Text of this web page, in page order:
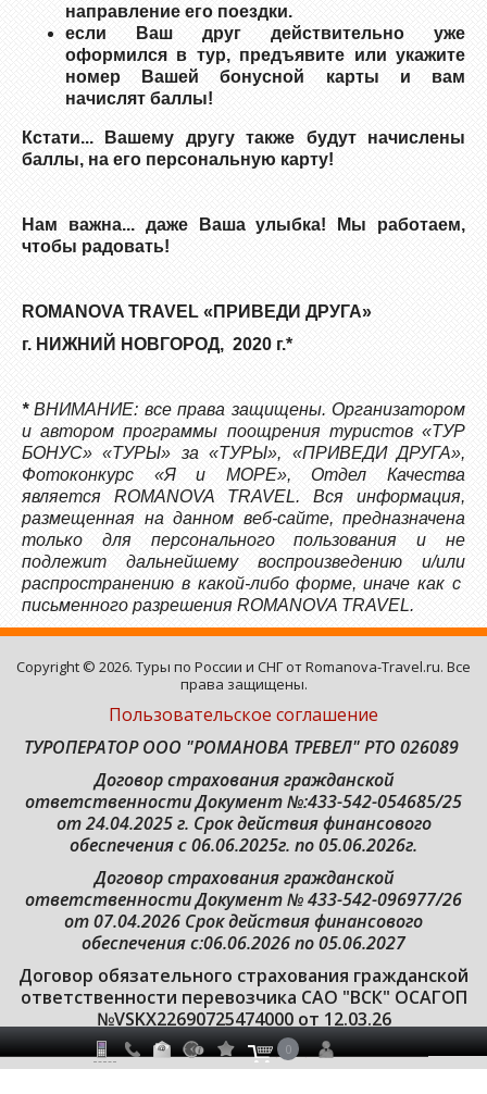
направление его поездки.
если Ваш друг действительно уже
оформился в тур, предъявите или укажите
номер Вашей бонусной карты и вам
начислят баллы!
Кстати... Вашему другу также будут начислены
баллы, на его персональную карту!
Нам важна... даже Ваша улыбка! Мы работаем,
чтобы радовать!
ROMANOVA TRAVEL «ПРИВЕДИ ДРУГА»
г. НИЖНИЙ НОВГОРОД, 2020 г.*
*ВНИМАНИЕ: все права защищены. Организатором
и автором программы поощрения туристов «ТУР
БОНУС» «ТУРЫ» за «ТУРЫ», «ПРИВЕДИ ДРУГА»,
Фотоконкурс «Я и МОРЕ», Отдел Качества
является ROMANOVA TRAVEL. Вся информация,
размещенная на данном веб-сайте, предназначена
только для персонального пользования и не
подлежит дальнейшему воспроизведению и/или
распространению в какой-либо форме, иначе как с
письменного разрешения ROMANOVA TRAVEL.
Copyright © 2026. Туры по России и СНГ от Romanova-Travel.ru. Все
права защищены.
Пользовательское соглашение
ТУРОПЕРАТОР ООО "РОМАНОВА ТРЕВЕЛ" РТО 026089
Договор страхования гражданской
ответственностиДокумент №:433-542-054685/25
от 24.04.2025 г. Срок действия финансового
обеспечения с 06.06.2025г. по 05.06.2026г.
Договор страхования гражданской
ответственности Документ № 433-542-096977/26
от 07.04.2026 Срок действия финансового
обеспечения с:06.06.2026 по 05.06.2027
Договор обязательного страхования гражданской
ответственности перевозчика САО "ВСК" ОСАГОП
№VSKX22690725474000 от 12.03.26
Условия политики конфиденциальности
0